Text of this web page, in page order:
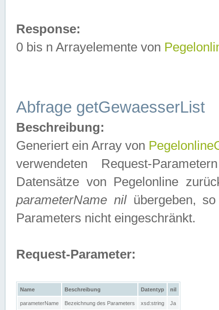
Response:
0 bis n Arrayelemente von
Abfrage getGewaesserList
Beschreibung:
Generiert ein Array von
verwendeten Request-
Datensätze von Pegelonline
parameterName nilübergeben, so
Parameters nicht eingeschränkt.
Request-Parameter:
Name Beschreibung Datentyp nil
parameterName Bezeichnung des Parameters xsd:string Ja